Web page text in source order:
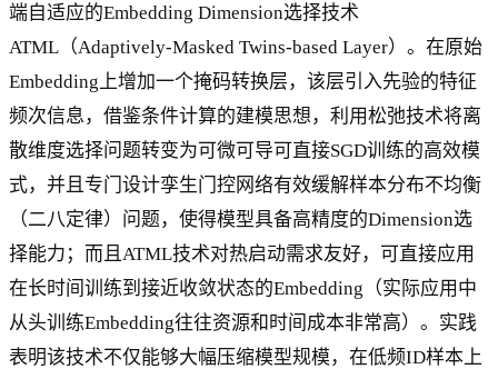
端自适应的Embedding Dimension选择技术
ATML（Adaptively-Masked Twins-based Layer）。在原始
Embedding上增加一个掩码转换层，该层引入先验的特征
频次信息，借鉴条件计算的建模思想，利用松弛技术将离
散维度选择问题转变为可微可导可直接SGD训练的高效模
式，并且专门设计孪生门控网络有效缓解样本分布不均衡
（二八定律）问题，使得模型具备高精度的Dimension选
择能力；而且ATML技术对热启动需求友好，可直接应用
在长时间训练到接近收敛状态的Embedding（实际应用中
从头训练Embedding往往资源和时间成本非常高）。实践
表明该技术不仅能够大幅压缩模型规模，在低频ID样本上